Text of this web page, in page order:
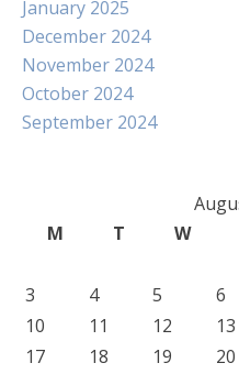
January 2025
December 2024
November 2024
October 2024
September 2024
M
T W
3
4 5 6
10
11 12 13
17
18 19 20